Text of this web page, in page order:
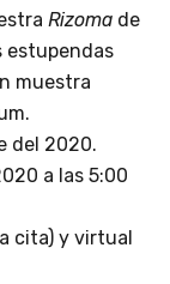
Rizoma de
estupendas
muestra
del 2020.
a las 5:00
cita) y virtual